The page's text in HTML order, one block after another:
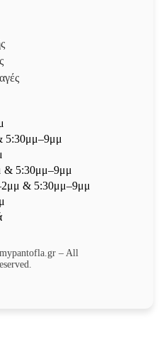
5:30μμ–9μμ
& 5:30μμ–9μμ
& 5:30μμ–9μμ
– All